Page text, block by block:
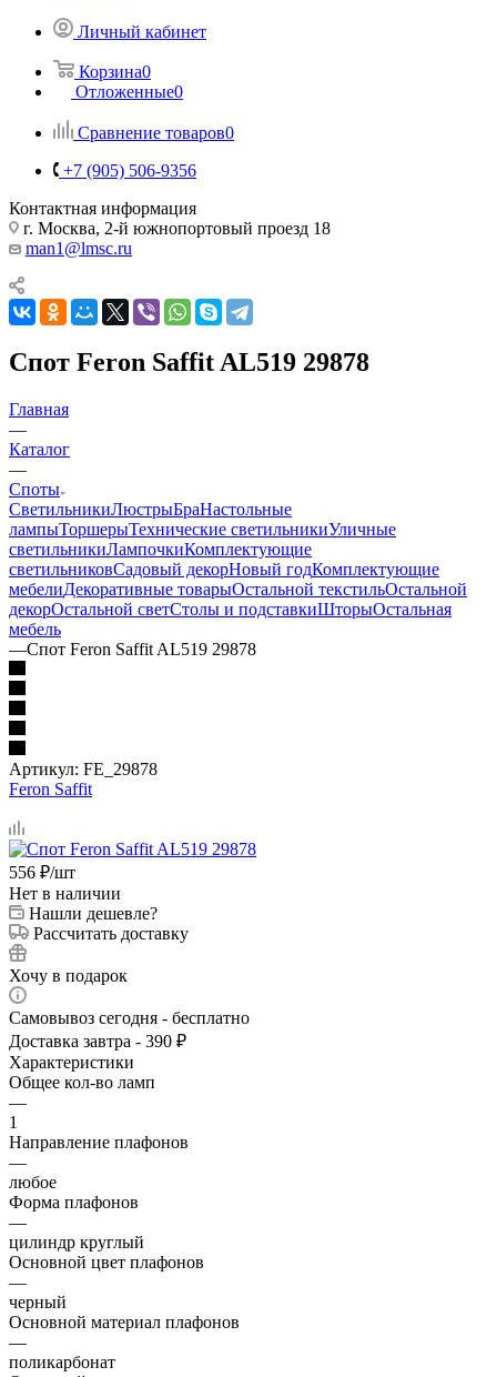
Личный кабинет
Корзина0
Отложенные0
Сравнение товаров0
+7 (905) 506-9356
Контактная информация
г. Москва, 2-й южнопортовый проезд 18
man1@lmsc.ru
Спот Feron Saffit AL519 29878
Главная
—
Каталог
—
Споты
СветильникиЛюстрыБраНастольные
лампыТоршерыТехнические светильникиУличные
светильникиЛампочкиКомплектующие
светильниковСадовый декорНовый годКомплектующие
мебелиДекоративные товарыОстальной текстильОстальной
декорОстальной светСтолы и подставкиШторыОстальная
мебель
—Спот Feron Saffit AL519 29878
Артикул: FE_29878
Feron Saffit
556 ₽/шт
Нет в наличии
Нашли дешевле?
Рассчитать доставку
Хочу в подарок
Самовывоз сегодня - бесплатно
Доставка завтра - 390 ₽
Характеристики
Общее кол-во ламп
—
1
Направление плафонов
—
любое
Форма плафонов
—
цилиндр круглый
Основной цвет плафонов
—
черный
Основной материал плафонов
—
поликарбонат